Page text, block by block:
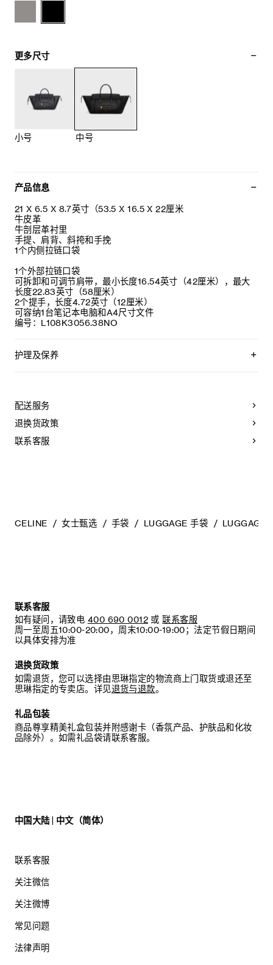
更多尺寸
小号 中号
产品信息
21 X 6.5 X 8.7英寸（53.5 X 16.5 X 22厘米
牛皮革
牛剖层革衬里
手提、肩背、斜挎和手挽
1个内侧拉链口袋
1个外部拉链口袋
可拆卸和可调节肩带，最小长度16.54英寸（42厘米），最大
长度22.83英寸（58厘米）
2个提手，长度4.72英寸（12厘米）
可容纳1台笔记本电脑和A4尺寸文件
编号：L108K3056.38NO
护理及保养
建议您：
- 防止潮湿；避免接触液体、护手霜、洗手液、化妆品及香水。
如果您的手袋不慎接触到水或上述物质，请用干燥且不带绒毛
的浅色吸水布轻轻擦拭；
配送服务
退换货政策
联系客服
CELINE 女士甄选 手袋 LUGGAGE 手袋 LUGGAGE
联系客服
如有疑问，请致电 400 690 0012 或 联系客服
周一至周五10:00-20:00，周末10:00-19:00；法定节假日期间
以具体安排为准
退换货政策
如需退货，您可以选择由思琳指定的物流商上门取货或退还至
思琳指定的专卖店。详见退货与退款。
礼品包装
商品尊享精美礼盒包装并附感谢卡（香氛产品、护肤品和化妆
品除外）。如需礼品袋请联系客服。
中国大陆 | 中文（简体）
联系客服
关注微信
关注微博
常见问题
法律声明